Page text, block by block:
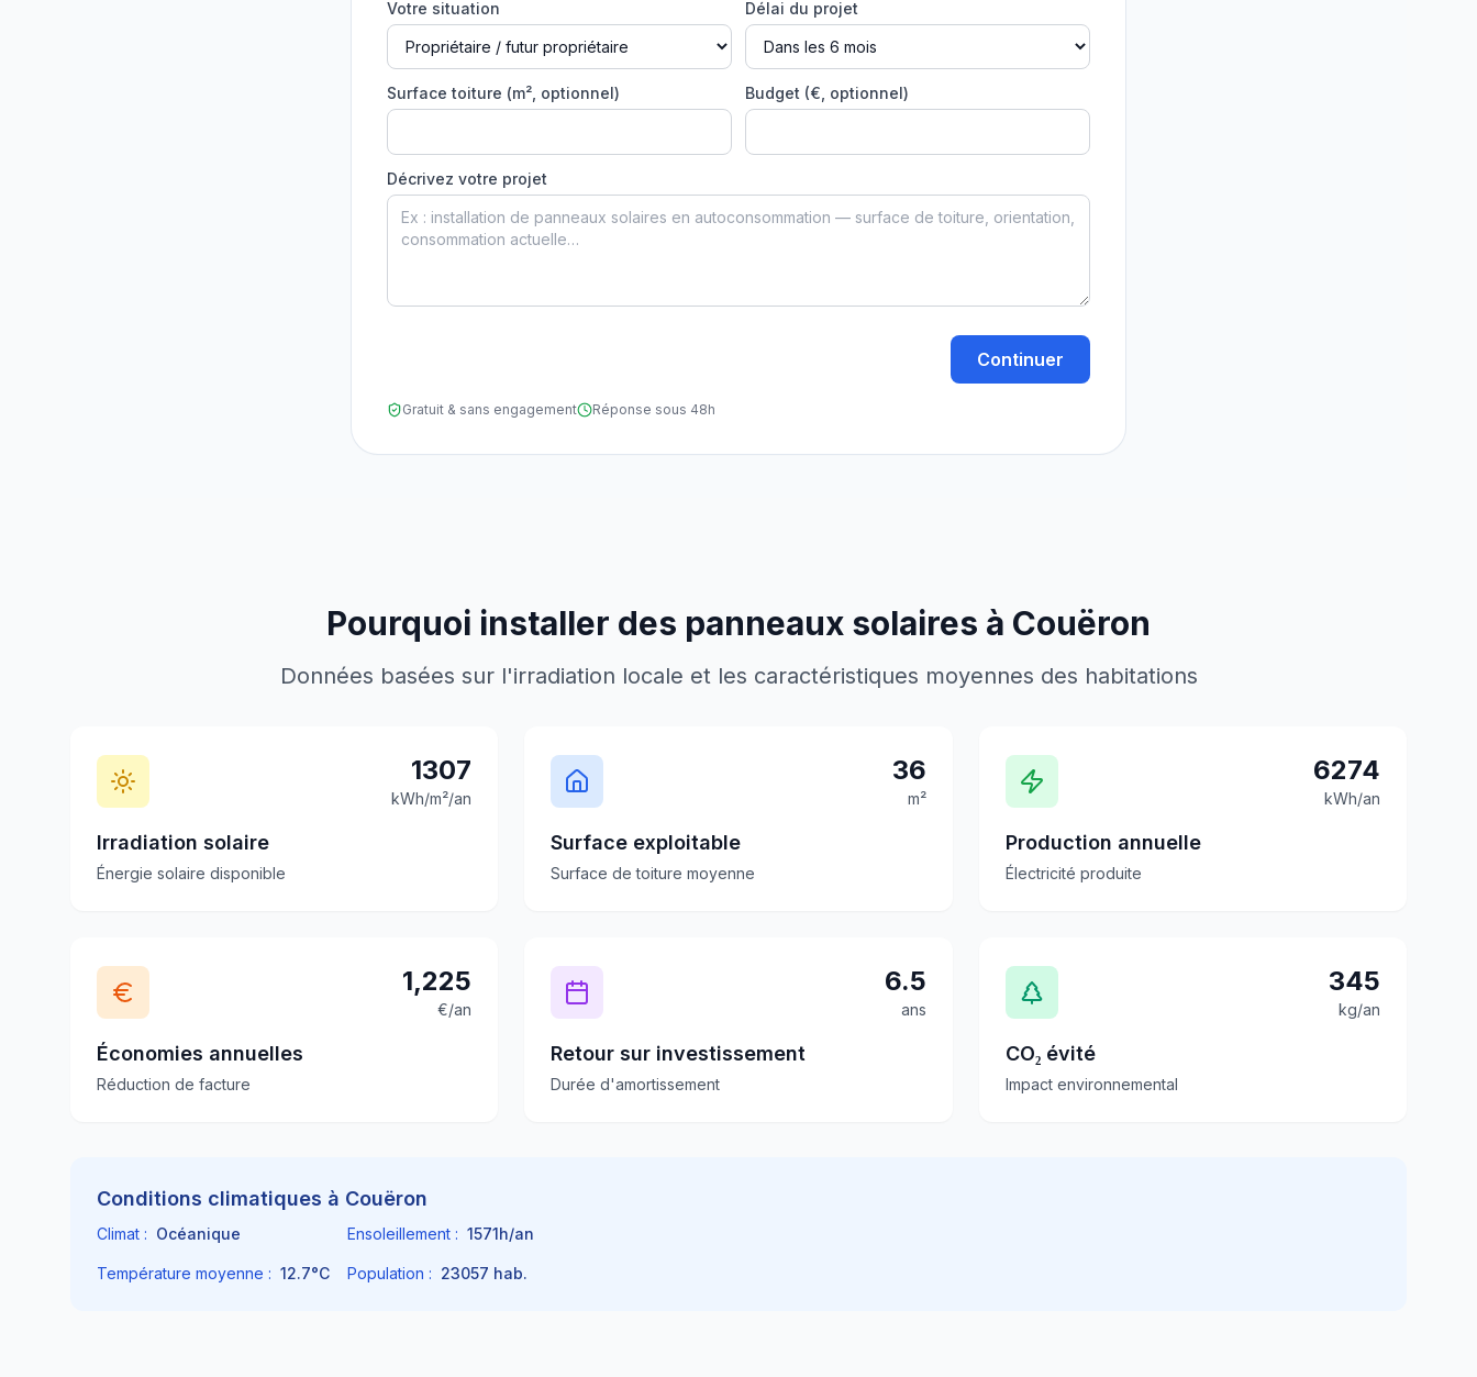
Votre situation Délai du projet
Surface toiture (m², optionnel) Budget (€, optionnel)
Décrivez votre projet
Continuer
Gratuit & sans engagement Réponse sous 48h
Pourquoi installer des panneaux solaires à Couëron
Données basées sur l'irradiation locale et les caractéristiques moyennes des habitations
1307
kWh/m²/an
Irradiation solaire
Énergie solaire disponible
36
m²
Surface exploitable
Surface de toiture moyenne
6274
kWh/an
Production annuelle
Électricité produite
1,225
€/an
Économies annuelles
Réduction de facture
6.5
ans
Retour sur investissement
Durée d'amortissement
345
kg/an
CO₂ évité
Impact environnemental
Conditions climatiques à Couëron
Climat : Océanique Ensoleillement : 1571h/an
Température moyenne : 12.7°C Population : 23057 hab.